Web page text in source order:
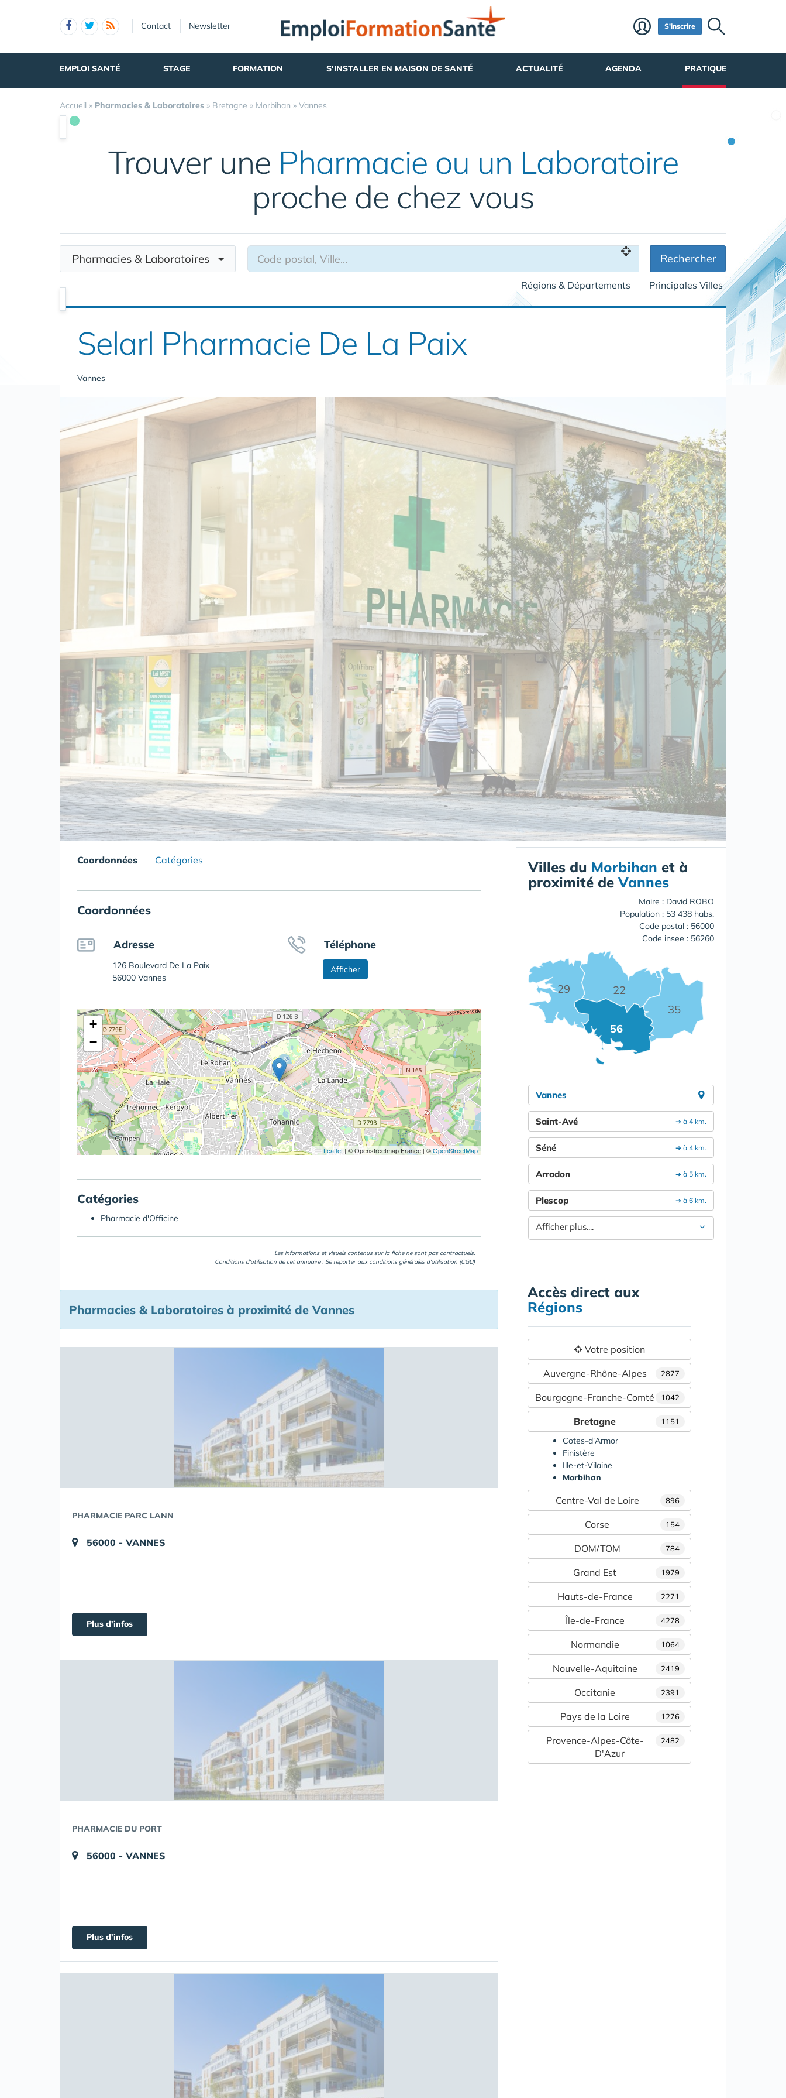
Contact Newsletter S'inscrire
EMPLOI SANTÉ STAGE FORMATION S'INSTALLER EN MAISON DE SANTÉ ACTUALITÉ AGENDA PRATIQUE
Accueil » Pharmacies & Laboratoires » Bretagne » Morbihan » Vannes
Trouver une Pharmacie ou un Laboratoire
proche de chez vous
Pharmacies & Laboratoires Rechercher
Régions & Départements Principales Villes
Selarl Pharmacie De La Paix
Vannes
Coordonnées Catégories
Coordonnées
Adresse
126 Boulevard De La Paix
56000 Vannes
Téléphone
Afficher
+
−
Leaflet |© Openstreetmap France | ©OpenStreetMap
Catégories
Pharmacie d'Officine
Les informations et visuels contenus sur la fiche ne sont pas contractuels.
Conditions d'utilisation de cet annuaire : Se reporter aux conditions générales d'utilisation (CGU)
Pharmacies & Laboratoires à proximité de Vannes
PHARMACIE PARC LANN
56000 - VANNES
Plus d'infos
PHARMACIE DU PORT
56000 - VANNES
Plus d'infos
Villes du Morbihan et à
proximité deVannes
Maire : David ROBO
Population : 53 438 habs.
Code postal : 56000
Code insee : 56260
22
29
35
56
Vannes
➔ à 4 km.
Saint-Avé
➔ à 4 km.
Séné
➔ à 5 km.
Arradon
➔ à 6 km.
Plescop
Afficher plus....
Accès direct aux
Régions
Votre position
2877
Auvergne-Rhône-Alpes
1042
Bourgogne-Franche-Comté
1151
Bretagne
Cotes-d'Armor
Finistère
Ille-et-Vilaine
Morbihan
896
Centre-Val de Loire
154
Corse
784
DOM/TOM
1979
Grand Est
2271
Hauts-de-France
4278
Île-de-France
1064
Normandie
2419
Nouvelle-Aquitaine
2391
Occitanie
1276
Pays de la Loire
2482
Provence-Alpes-Côte-
D'Azur